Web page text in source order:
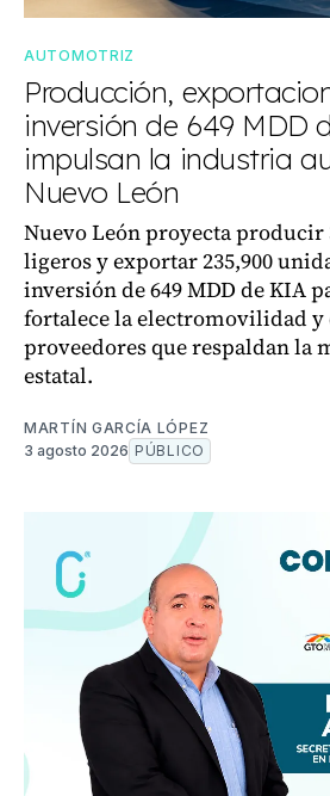
AUTOMOTRIZ
Producción,
inversión de 649 MDD
impulsan la industria
Nuevo León
Nuevo León proyecta producir
ligeros y exportar 235,900
inversión de 649 MDD de KIA
fortalece la electromovilidad y
proveedores que respaldan la
estatal.
MARTÍN GARCÍA LÓPEZ
3 agosto 2026 PÚBLICO